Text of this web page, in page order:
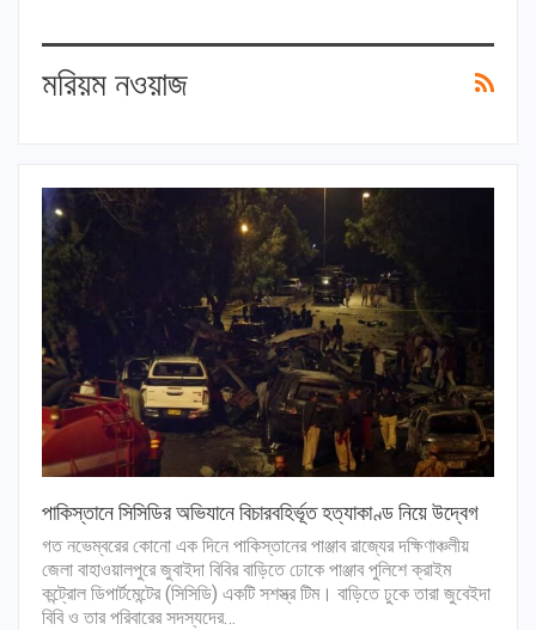
মরিয়ম নওয়াজ
পাকিস্তানে সিসিডির অভিযানে বিচারবহির্ভূত হত্যাকাণ্ড নিয়ে উদ্বেগ
গত নভেম্বরের কোনো এক দিনে পাকিস্তানের পাঞ্জাব রাজ্যের দক্ষিণাঞ্চলীয়
জেলা বাহাওয়ালপুরে জুবাইদা বিবির বাড়িতে ঢোকে পাঞ্জাব পুলিশে ক্রাইম
কন্ট্রোল ডিপার্টমেন্টের (সিসিডি) একটি সশস্ত্র টিম। বাড়িতে ঢুকে তারা জুবেইদা
বিবি ও তার পরিবারের সদস্যদের…